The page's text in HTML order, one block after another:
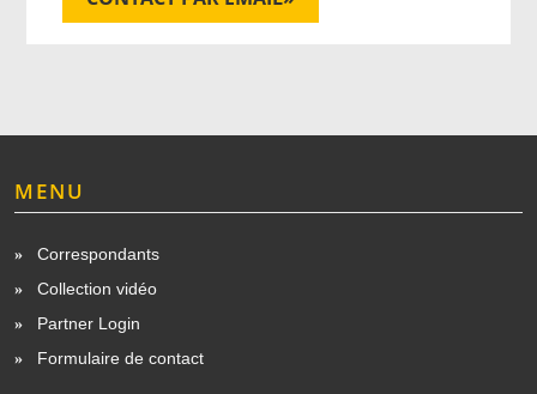
MENU
Correspondants
Collection vidéo
Partner Login
Formulaire de contact